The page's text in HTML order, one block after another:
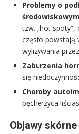
Problemy o
tzw. „hot spoty”,
często powstają
wylizywania
Zaburzenia
się
Choroby
pęcherzyca
Objawy